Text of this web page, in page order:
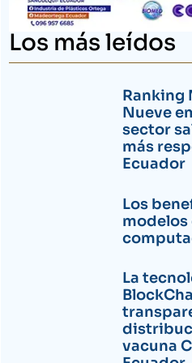
Los más leídos
Ranking
Nueve
sector
más
Ecuador
Los
modelos
La
vacuna